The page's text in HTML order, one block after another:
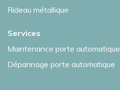
Rideau métallique
Services
Maintenance porte automatique
Dépannage porte automatique